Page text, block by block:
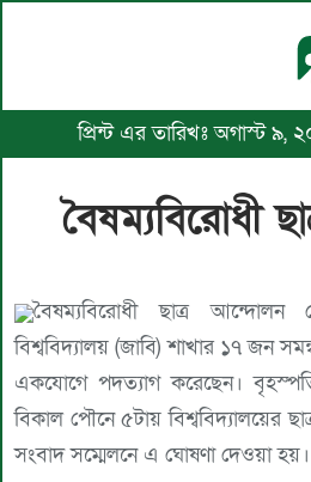
প্রিন্ট এর তারিখঃ অগাস্ট
বৈষম্যবিরোধী
বৈষম্যবিরোধী ছাত্র আন্দোলন
বিশ্ববিদ্যালয় (জাবি) শাখার ১৭ জন
একযোগে পদত্যাগ করেছেন।
বিকাল পৌনে ৫টায় বিশ্ববিদ্যালয়ের
সংবাদ সম্মেলনে এ ঘোষণা দেওয়া হয়।